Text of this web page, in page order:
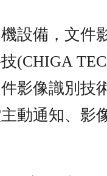
設備，文件
(CHIGA
影像識別技
動通知、影